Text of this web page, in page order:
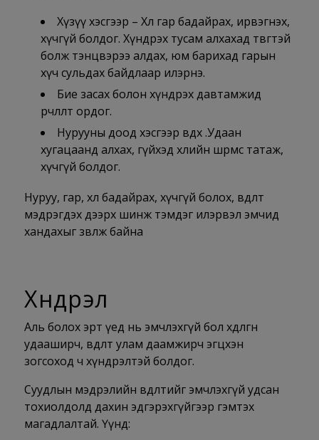
Хүзүү хэсгээр – Хөл гар бадайрах, ирвэгнэх,
хүчгүй болдог. Хүндрэх тусам алхахад төвөгтэй
болж тэнцвэрээ алдах, юм барихад гарын
хүч сульдах байдлаар илэрнэ.
Бие засах болон хүндрэх давтамжид
өөрчлөлт ордог.
Нурууны доод хэсгээр өвдөх .Удаан
хугацаанд алхах, гүйхэд хөлийн шөрмөс татаж,
хүчгүй болдог.
Нуруу, гар, хөл бадайрах, хүчгүй болох, өвдөлт
мэдрэгдэх дээрх шинж тэмдэг илэрвэл эмчид
хандахыг зөвлөж байна
Хүндрэл
Аль болох эрт үед нь эмчлэхгүй бол хөдөлгөөн
удааширч, өвдөлт улам даамжирч эгцхэн
зогсоход ч хүндрэлтэй болдог.
Суудлын мэдрэлийн өвдөлтийг эмчлэхгүй удсан
тохиолдолд дахин эдгэрэхгүйгээр гэмтэх
магадлалтай. Үүнд: